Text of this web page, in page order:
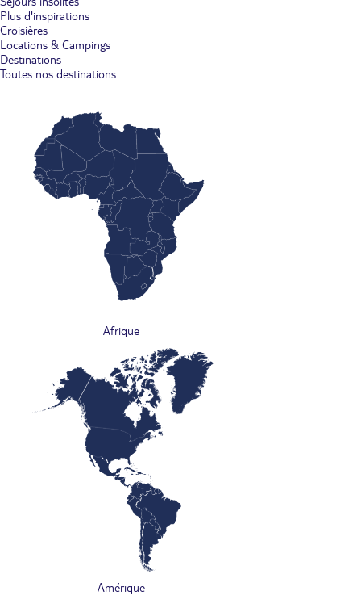
Plus d'inspirations
Croisières
Locations & Campings
Destinations
Toutes nos destinations
Afrique
Amérique